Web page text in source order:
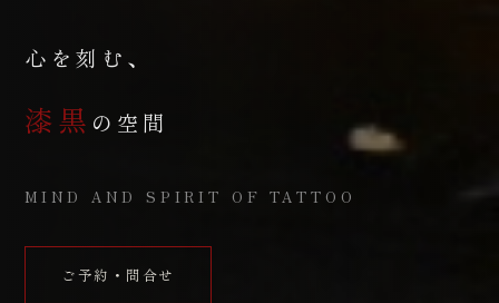
心を刻む、
漆黒 の空間
MIND AND SPIRIT OF TATTOO
ご予約・問合せ